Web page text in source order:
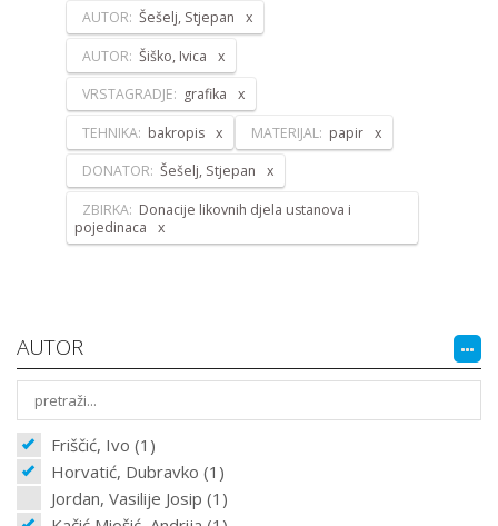
AUTOR: Šešelj, Stjepan
AUTOR: Šiško, Ivica
VRSTAGRADJE: grafika
TEHNIKA: bakropis MATERIJAL: papir
DONATOR: Šešelj, Stjepan
ZBIRKA: Donacije likovnih djela ustanova i
pojedinaca
AUTOR
Friščić, Ivo (1)
Horvatić, Dubravko (1)
Jordan, Vasilije Josip (1)